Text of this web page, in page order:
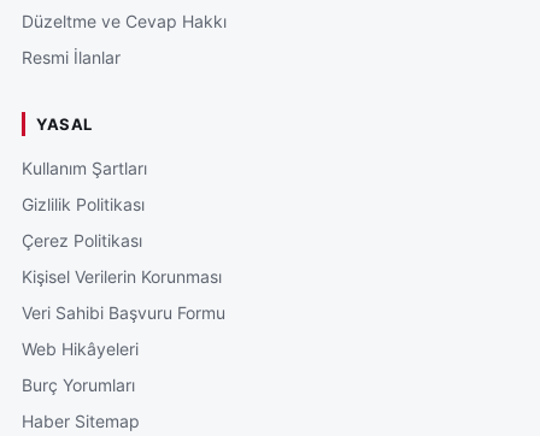
Düzeltme ve Cevap Hakkı
Resmi İlanlar
YASAL
Kullanım Şartları
Gizlilik Politikası
Çerez Politikası
Kişisel Verilerin Korunması
Veri Sahibi Başvuru Formu
Web Hikâyeleri
Burç Yorumları
Haber Sitemap